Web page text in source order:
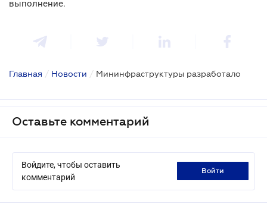
выполнение.
Главная / Новости / Мининфраструктуры разработало
Оставьте комментарий
Войдите, чтобы оставить
комментарий
войти